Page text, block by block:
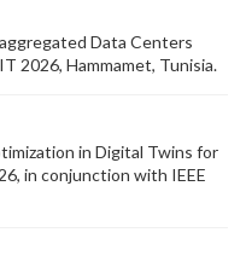
Data Centers
2026, Hammamet, Tunisia.
in Digital Twins for
in conjunction with IEEE